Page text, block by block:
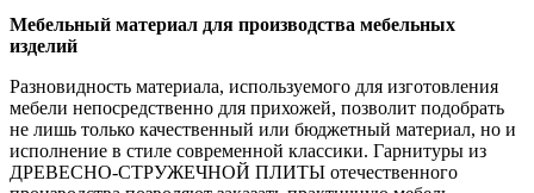
Мебельный материал для производства мебельных
изделий
Разновидность материала, используемого для изготовления
мебели непосредственно для прихожей, позволит подобрать
не лишь только качественный или бюджетный материал, но и
исполнение в стиле современной классики. Гарнитуры из
ДРЕВЕСНО-СТРУЖЕЧНОЙ ПЛИТЫ отечественного